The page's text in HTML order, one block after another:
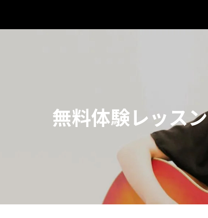
無料体験レッスン